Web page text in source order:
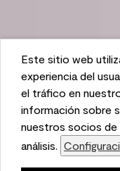
This website uses
and to analyze
We also share
with our social
partners. Cookie
Este sitio web
experiencia del
el tráfico en
información sobre
nuestros socios de
análisis.